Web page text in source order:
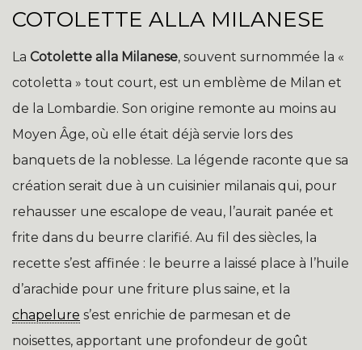
COTOLETTE ALLA MILANESE
La Cotolette alla Milanese, souvent surnommée la «
cotoletta » tout court, est un emblème de Milan et
de la Lombardie. Son origine remonte au moins au
Moyen Âge, où elle était déjà servie lors des
banquets de la noblesse. La légende raconte que sa
création serait due à un cuisinier milanais qui, pour
rehausser une escalope de veau, l’aurait panée et
frite dans du beurre clarifié. Au fil des siècles, la
recette s’est affinée : le beurre a laissé place à l’huile
d’arachide pour une friture plus saine, et la
chapelure s’est enrichie de parmesan et de
noisettes, apportant une profondeur de goût